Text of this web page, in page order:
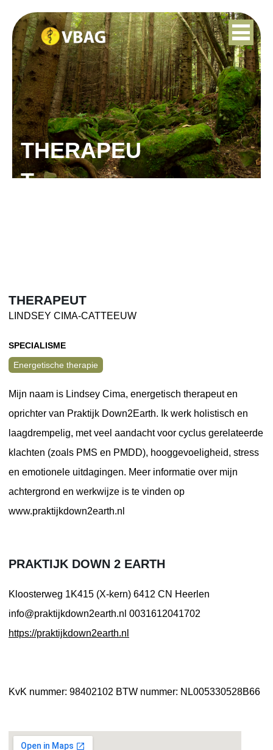
THERAPEU
T
THERAPEUT
LINDSEY CIMA-CATTEEUW
SPECIALISME
Energetische therapie
Mijn naam is Lindsey Cima, energetisch therapeut en
oprichter van Praktijk Down2Earth. Ik werk holistisch en
laagdrempelig, met veel aandacht voor cyclus gerelateerde
klachten (zoals PMS en PMDD), hooggevoeligheid, stress
en emotionele uitdagingen. Meer informatie over mijn
achtergrond en werkwijze is te vinden op
www.praktijkdown2earth.nl
PRAKTIJK DOWN 2 EARTH
Kloosterweg 1K415 (X-kern) 6412 CN Heerlen
info@praktijkdown2earth.nl 0031612041702
https://praktijkdown2earth.nl
KvK nummer: 98402102 BTW nummer: NL005330528B66